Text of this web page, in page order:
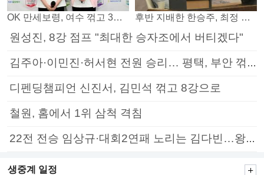
OK 만세보령, 여수 꺾고 3연패 탈출 후반 지배한 한승주, 최정 꺾고 8강 진출
원성진, 8강 점프 "최대한 승자조에서 버티겠다"
김주아·이민진·허서현 전원 승리… 평택, 부안 꺾고 5연승
디펜딩챔피언 신진서, 김민석 꺾고 8강으로
철원, 홈에서 1위 삼척 격침
22전 전승 임상규·대회2연패 노리는 김다빈…왕중왕전 16강 7일부터
생중계 일정